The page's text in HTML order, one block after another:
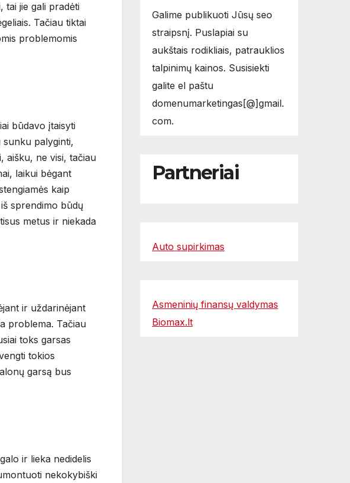
tai jie gali pradėti
Tačiau tiktai
problemomis
būdavo įtaisyti
sunku palyginti,
aišku, ne visi, tačiau
laikui bėgant
kaip
sprendimo būdų
metus ir niekada
ir uždarinėjant
problema. Tačiau
toks garsas
tokios
garsą bus
ir lieka nedidelis
nekokybiški
Galime publikuoti Jūsų seo
straipsnį. Puslapiai su
aukštais rodikliais, patrauklios
talpinimų kainos. Susisiekti
galite el paštu
domenumarketingas[@]gmail.
com.
Partneriai
Auto supirkimas
Asmeninių finansų valdymas
Biomax.lt